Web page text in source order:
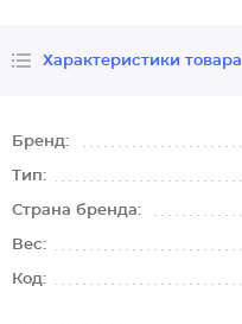
Характеристики товара
Бренд:
Тип:
Страна бренда:
Вес:
Код: